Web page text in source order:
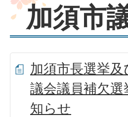
加須市
加須市長選挙及
議会議員補欠選
知らせ